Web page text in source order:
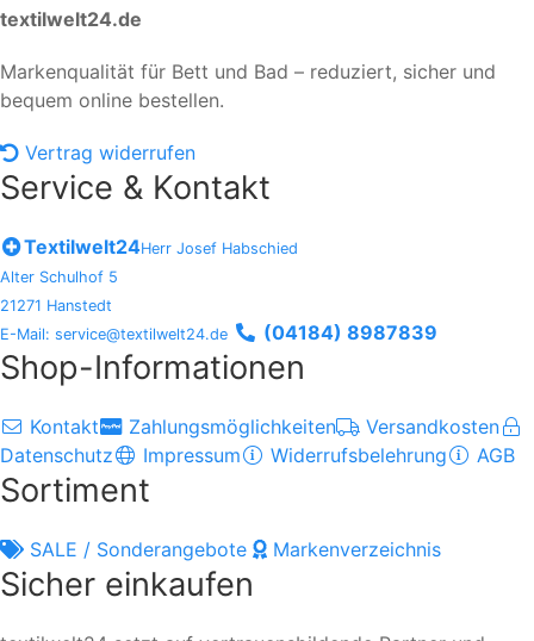
textilwelt24.de
Markenqualität für Bett und Bad – reduziert, sicher und
bequem online bestellen.
Vertrag widerrufen
Service & Kontakt
Textilwelt24Herr Josef Habschied
Alter Schulhof 5
21271 Hanstedt
E-Mail: service@textilwelt24.de
(04184) 8987839
Shop-Informationen
Kontakt Zahlungsmöglichkeiten
Versandkosten
Datenschutz
Impressum Widerrufsbelehrung AGB
Sortiment
SALE / Sonderangebote Markenverzeichnis
Sicher einkaufen